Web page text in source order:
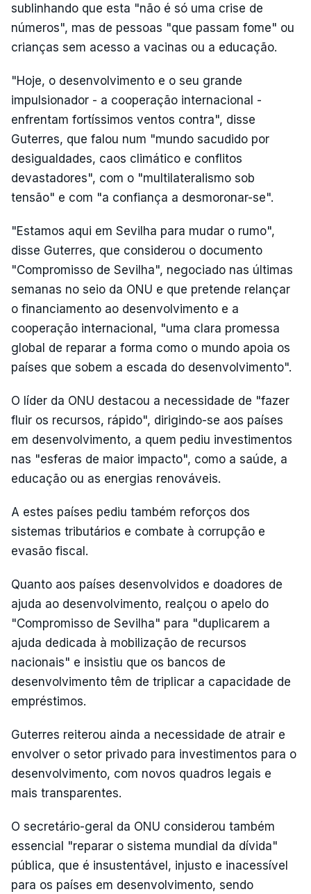
sublinhando que esta "não é só uma crise de
números", mas de pessoas "que passam fome" ou
crianças sem acesso a vacinas ou a educação.
"Hoje, o desenvolvimento e o seu grande
impulsionador - a cooperação internacional -
enfrentam fortíssimos ventos contra", disse
Guterres, que falou num "mundo sacudido por
desigualdades, caos climático e conflitos
devastadores", com o "multilateralismo sob
tensão" e com "a confiança a desmoronar-se".
"Estamos aqui em Sevilha para mudar o rumo",
disse Guterres, que considerou o documento
"Compromisso de Sevilha", negociado nas últimas
semanas no seio da ONU e que pretende relançar
o financiamento ao desenvolvimento e a
cooperação internacional, "uma clara promessa
global de reparar a forma como o mundo apoia os
países que sobem a escada do desenvolvimento".
O líder da ONU destacou a necessidade de "fazer
fluir os recursos, rápido", dirigindo-se aos países
em desenvolvimento, a quem pediu investimentos
nas "esferas de maior impacto", como a saúde, a
educação ou as energias renováveis.
A estes países pediu também reforços dos
sistemas tributários e combate à corrupção e
evasão fiscal.
Quanto aos países desenvolvidos e doadores de
ajuda ao desenvolvimento, realçou o apelo do
"Compromisso de Sevilha" para "duplicarem a
ajuda dedicada à mobilização de recursos
nacionais" e insistiu que os bancos de
desenvolvimento têm de triplicar a capacidade de
empréstimos.
Guterres reiterou ainda a necessidade de atrair e
envolver o setor privado para investimentos para o
desenvolvimento, com novos quadros legais e
mais transparentes.
O secretário-geral da ONU considerou também
essencial "reparar o sistema mundial da dívida"
pública, que é insustentável, injusto e inacessível
para os países em desenvolvimento, sendo